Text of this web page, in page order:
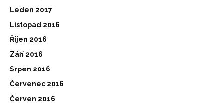
Leden 2017
Listopad 2016
Říjen 2016
Září 2016
Srpen 2016
Červenec 2016
Červen 2016